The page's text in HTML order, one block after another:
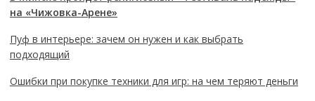
на «Чижовка-Арене»
Пуф в интерьере: зачем он нужен и как выбрать
подходящий
Ошибки при покупке техники для игр: на чем теряют деньги